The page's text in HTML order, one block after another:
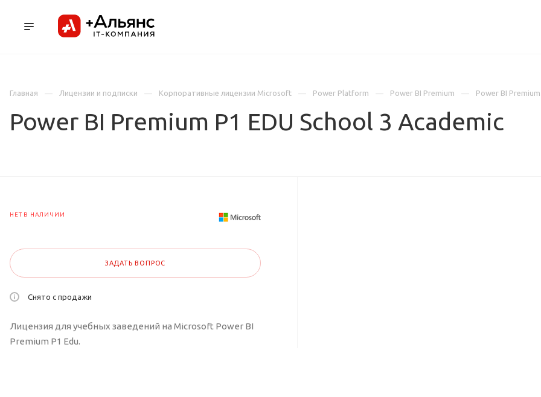
Главная
Лицензии и подписки Корпоративные лицензии Microsoft Power Platform Power BI Premium Power BI
Power BI Premium P1 EDU School 3 Academic
НЕТ В НАЛИЧИИ
ЗАДАТЬ ВОПРОС
Снято с продажи
Лицензия для учебных заведений на Microsoft Power BI
Premium P1 Edu.